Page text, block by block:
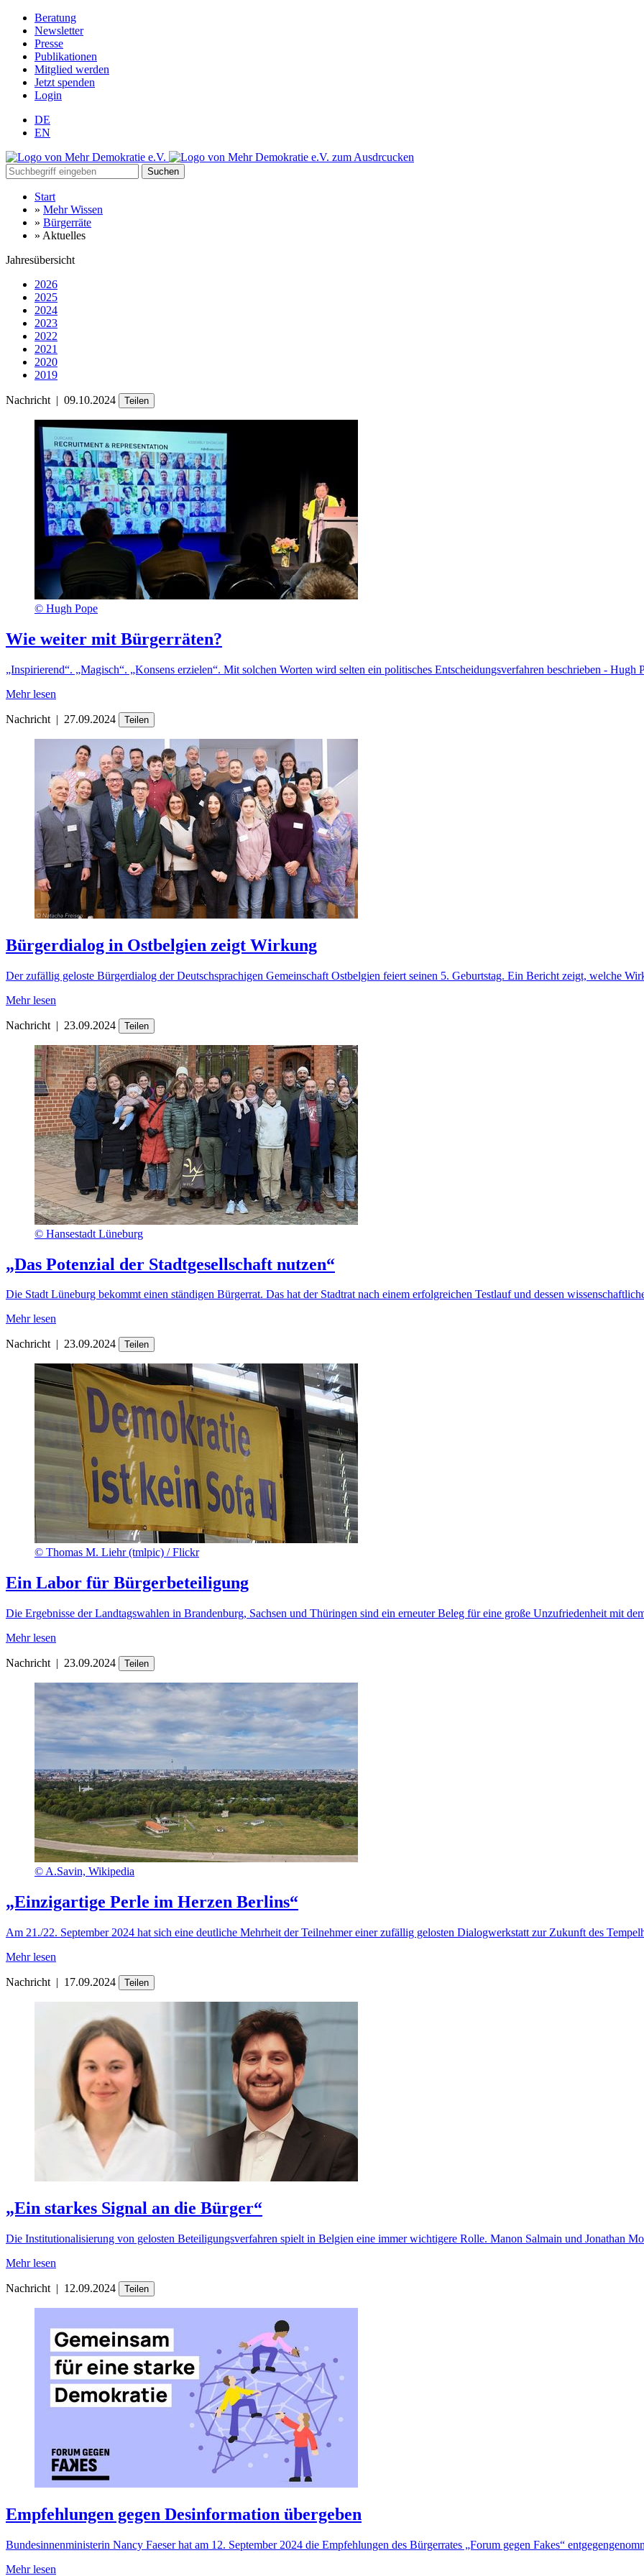
Beratung
Newsletter
Presse
Publikationen
Mitglied werden
Jetzt spenden
Login
DE
EN
Suchen
Start
» Mehr Wissen
» Bürgerräte
» Aktuelles
Jahresübersicht
2026
2025
2024
2023
2022
2021
2020
2019
Nachricht | 09.10.2024 Teilen
© Hugh Pope
Wie weiter mit Bürgerräten?
„Inspirierend“. „Magisch“. „Konsens erzielen“. Mit solchen Worten wird selten ein politisches Entscheidungsverfahren beschrieben - Hugh
Mehr lesen
Nachricht | 27.09.2024 Teilen
Bürgerdialog in Ostbelgien zeigt Wirkung
Der zufällig geloste Bürgerdialog der Deutschsprachigen Gemeinschaft Ostbelgien feiert seinen 5. Geburtstag. Ein Bericht zeigt, welche
Mehr lesen
Nachricht | 23.09.2024 Teilen
© Hansestadt Lüneburg
„Das Potenzial der Stadtgesellschaft nutzen“
Die Stadt Lüneburg bekommt einen ständigen Bürgerrat. Das hat der Stadtrat nach einem erfolgreichen Testlauf und dessen
Mehr lesen
Nachricht| 23.09.2024 Teilen
© Thomas M. Liehr (tmlpic) / Flickr
Ein Labor für Bürgerbeteiligung
Die Ergebnisse der Landtagswahlen in Brandenburg, Sachsen und Thüringen sind ein erneuter Beleg für eine große Unzufriedenheit mit
Mehr lesen
Nachricht | 23.09.2024 Teilen
© A.Savin, Wikipedia
„Einzigartige Perle im Herzen Berlins“
Am 21./22. September 2024 hat sich eine deutliche Mehrheit der Teilnehmer einer zufällig gelosten Dialogwerkstatt zur Zukunft des
Mehr lesen
Nachricht | 17.09.2024 Teilen
„Ein starkes Signal an die Bürger“
Die Institutionalisierung von gelosten Beteiligungsverfahren spielt in Belgien eine immer wichtigere Rolle. Manon Salmain und Jonathan
Mehr lesen
Nachricht | 12.09.2024 Teilen
Empfehlungen gegen Desinformation übergeben
Bundesinnenministerin Nancy Faeser hat am 12. September 2024 die Empfehlungen des Bürgerrates „Forum gegen Fakes“
Mehr lesen